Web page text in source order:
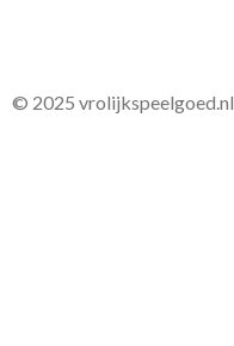
© 2025 vrolijkspeelgoed.nl